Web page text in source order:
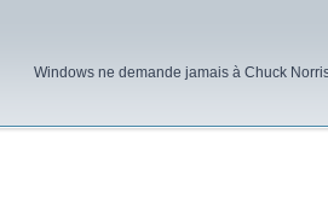
Windows ne demande jamais à Chuck